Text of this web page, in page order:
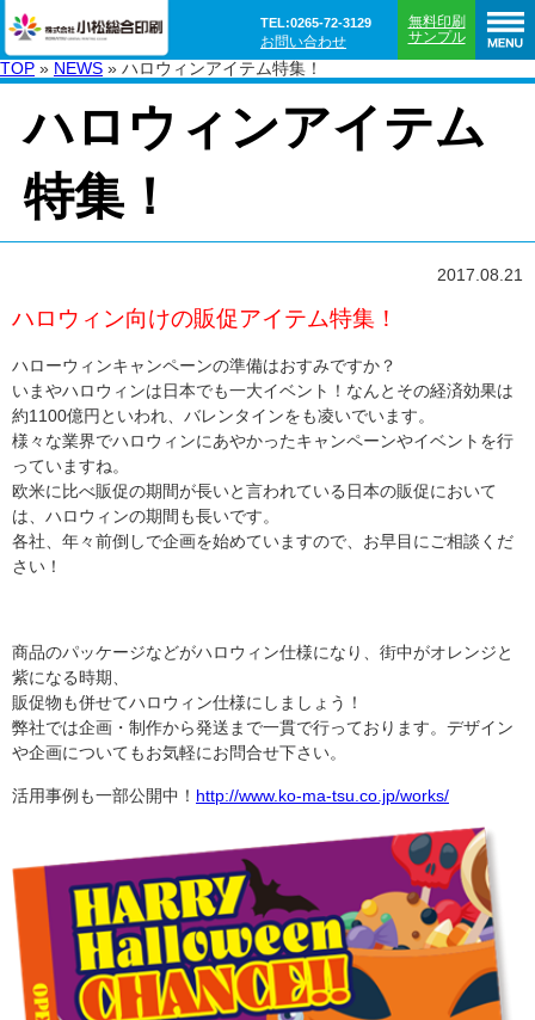
TEL:0265-72-3129
無料印刷
サンプル
お問い合わせ
TOP » NEWS » ハロウィンアイテム特集！
ハロウィンアイテム
特集！
2017.08.21
ハロウィン向けの販促アイテム特集！
ハローウィンキャンペーンの準備はおすみですか？
いまやハロウィンは日本でも一大イベント！なんとその経済効果は
約1100億円といわれ、バレンタインをも凌いでいます。
様々な業界でハロウィンにあやかったキャンペーンやイベントを行
っていますね。
欧米に比べ販促の期間が長いと言われている日本の販促において
は、ハロウィンの期間も長いです。
各社、年々前倒しで企画を始めていますので、お早目にご相談くだ
さい！
商品のパッケージなどがハロウィン仕様になり、街中がオレンジと
紫になる時期、
販促物も併せてハロウィン仕様にしましょう！
弊社では企画・制作から発送まで一貫で行っております。デザイン
や企画についてもお気軽にお問合せ下さい。
活用事例も一部公開中！ http://www.ko-ma-tsu.co.jp/works/